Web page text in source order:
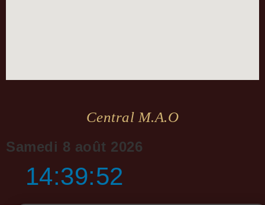
Central M.a.o
Samedi 8 août 2026
14:39:52